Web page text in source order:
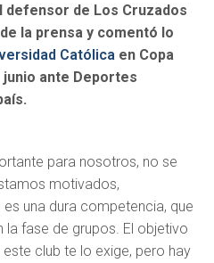
defensor de Los Cruzados
la prensa y comentó lo
Católica en Copa
junio ante Deportes
para nosotros, no se
motivados,
una dura competencia, que
la fase de grupos. El objetivo
club te lo exige, pero hay